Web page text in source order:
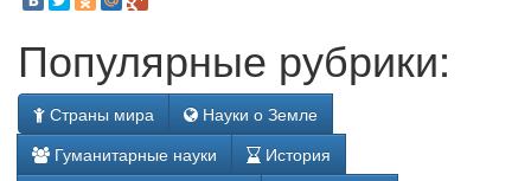
Популярные рубрики:
Страны мира
Науки о Земле
Гуманитарные науки
История